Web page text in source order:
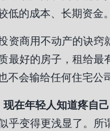
低的成本、长期资金。
资商用不动产的诀窍
最好的房子，租给最
不会输给任何住宅公
现在年轻人知道疼自
乎变得更浅显了。所